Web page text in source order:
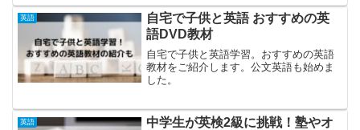
英語
自宅で子供と英語 おすすめの英
語DVD教材
自宅で子供と英語学習。おすすめの英語
教材をご紹介します。公文英語も始めま
した。
英語
中学生が英検2級に挑戦！塾やオ